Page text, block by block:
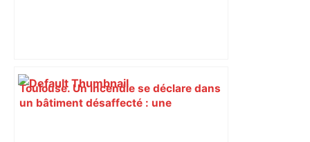
Toulouse. Un incendie se déclare dans
un bâtiment désaffecté : une